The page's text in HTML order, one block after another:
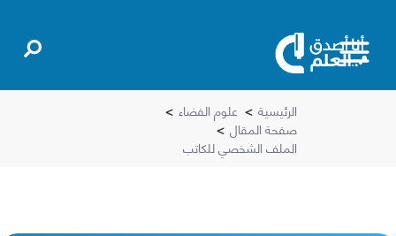
الرئيسية > علوم الفضاء >
صفحة المقال >
الملف الشخصي للكاتب